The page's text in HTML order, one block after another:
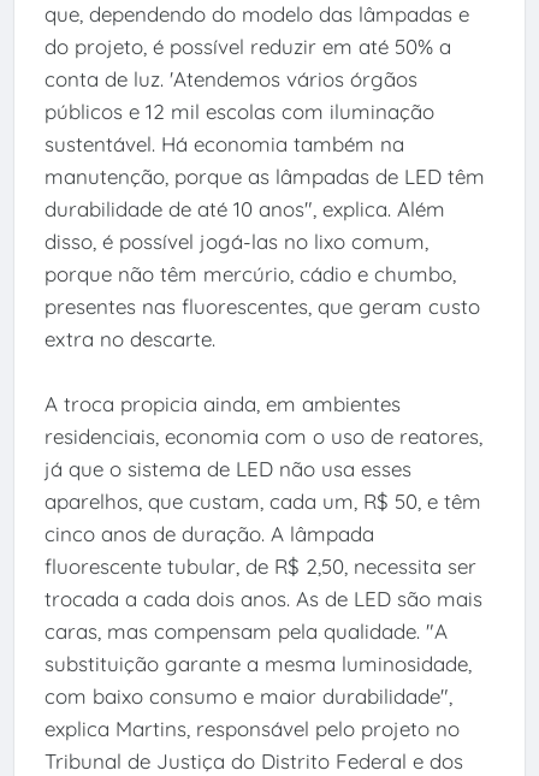
que, dependendo do modelo das lâmpadas e
do projeto, é possível reduzir em até 50% a
conta de luz. 'Atendemos vários órgãos
públicos e 12 mil escolas com iluminação
sustentável. Há economia também na
manutenção, porque as lâmpadas de LED têm
durabilidade de até 10 anos", explica. Além
disso, é possível jogá-las no lixo comum,
porque não têm mercúrio, cádio e chumbo,
presentes nas fluorescentes, que geram custo
extra no descarte.
A troca propicia ainda, em ambientes
residenciais, economia com o uso de reatores,
já que o sistema de LED não usa esses
aparelhos, que custam, cada um, R$ 50, e têm
cinco anos de duração. A lâmpada
fluorescente tubular, de R$ 2,50, necessita ser
trocada a cada dois anos. As de LED são mais
caras, mas compensam pela qualidade. "A
substituição garante a mesma luminosidade,
com baixo consumo e maior durabilidade",
explica Martins, responsável pelo projeto no
Tribunal de Justiça do Distrito Federal e dos